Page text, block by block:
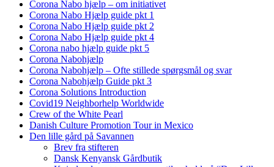
Corona Nabo hjælp – om initiativet
Corona Nabo Hjælp guide pkt 1
Corona Nabo Hjælp guide pkt 2
Corona Nabo Hjælp guide pkt 4
Corona nabo hjælp guide pkt 5
Corona Nabohjælp
Corona Nabohjælp – Ofte stillede spørgsmål og svar
Corona Nabohjælp Guide pkt 3
Corona Solutions Introduction
Covid19 Neighborhelp Worldwide
Crew of the White Pearl
Danish Culture Promotion Tour in Mexico
Den lille gård på Savannen
Brev fra stifteren
Dansk Kenyansk Gårdbutik